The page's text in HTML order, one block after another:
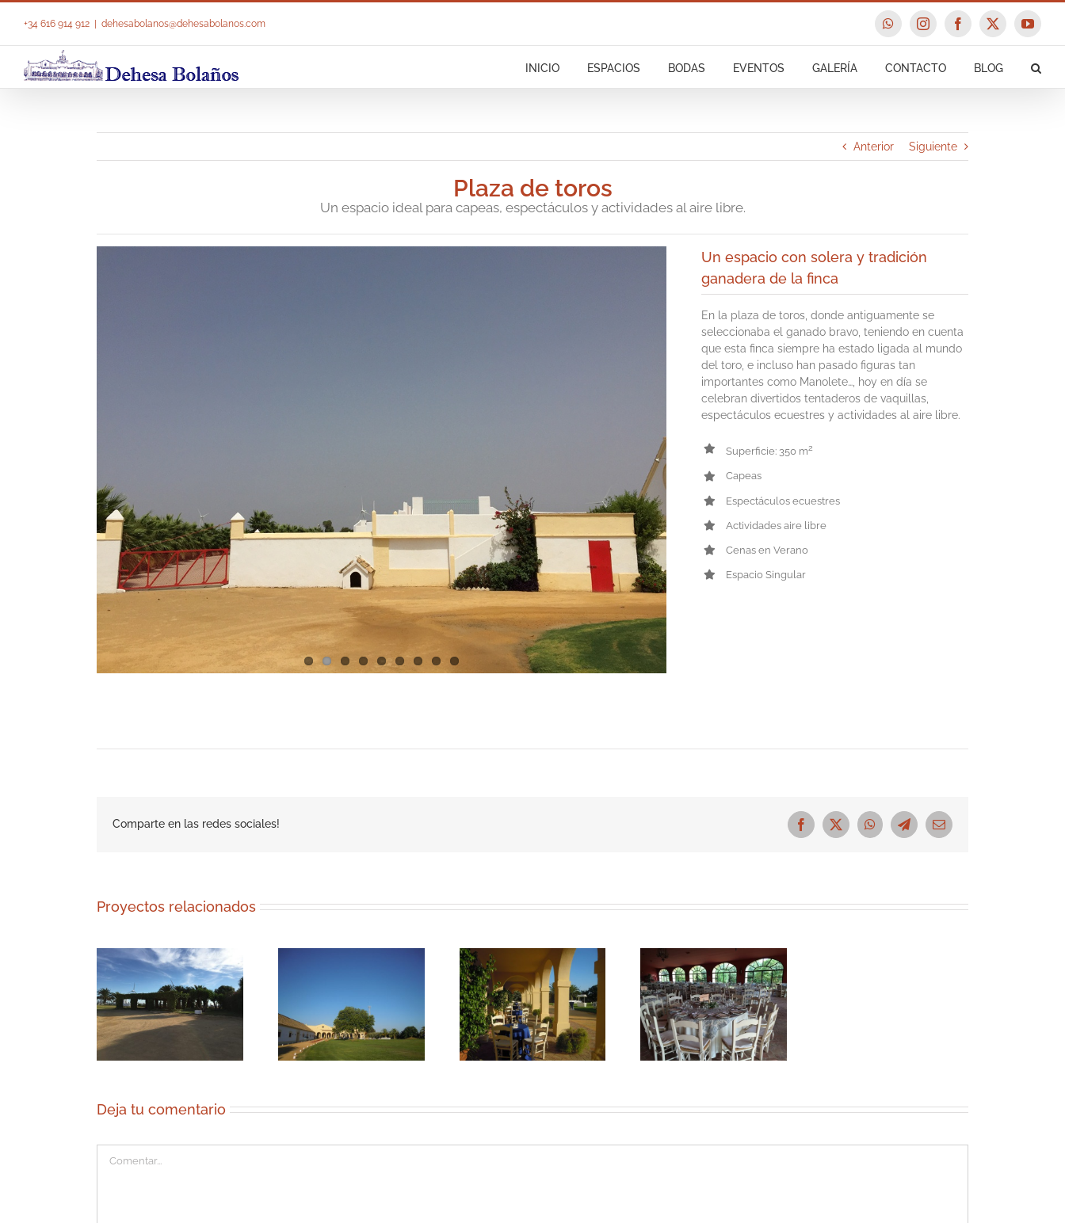
+34 616 914 912 dehesabolanos@dehesabolanos.com WhatsAppInstagramFacebook
X
INICIO ESPACIOS BODAS EVENTOS GALERÍA CONTACTO BLOG
Anterior Siguiente
Plaza de toros
Un espacio ideal para capeas, espectáculos y actividades al aire libre.
Un espacio con solera y tradición
ganadera de la finca
En la plaza de toros, donde antiguamente se
seleccionaba el ganado bravo, teniendo en cuenta
que esta finca siempre ha estado ligada al mundo
del toro, e incluso han pasado figuras tan
importantes como Manolete…, hoy en día se
celebran divertidos tentaderos de vaquillas,
espectáculos ecuestres y actividades al aire libre.
Superficie: 350 m2
Capeas
Espectáculos ecuestres
Actividades aire libre
Cenas en Verano
Espacio Singular
Comparte en las redes sociales! Facebook
X WhatsAppTelegramCorreo
electrónico
Proyectos relacionados
Deja tu comentario